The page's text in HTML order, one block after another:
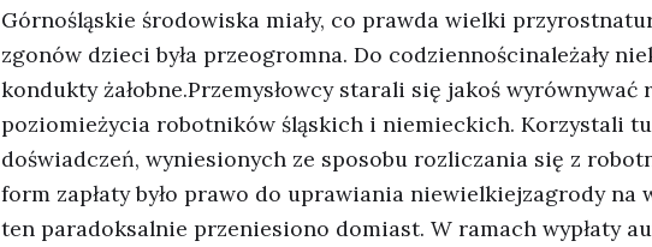
Górnośląskie środowiska miały, co prawda wielki
zgonów dzieci była przeogromna. Do codziennościnależały
kondukty żałobne.Przemysłowcy starali się jakoś wyrównywać
poziomieżycia robotników śląskich i niemieckich. Korzystali
doświadczeń, wyniesionych ze sposobu rozliczania się z
form zapłaty było prawo do uprawiania niewielkiejzagrody na
ten paradoksalnie przeniesiono domiast. W ramach wypłaty